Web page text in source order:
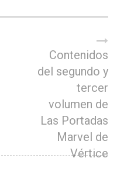
Contenidos
del segundo y
tercer
volumen de
Las Portadas
Marvel de
Vértice